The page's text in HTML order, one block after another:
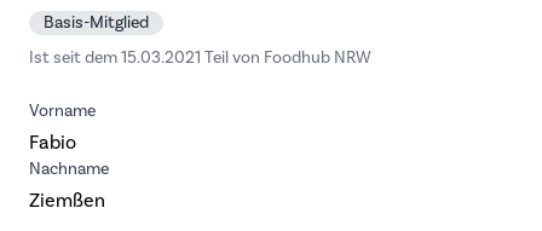
Basis-Mitglied
Ist seit dem 15.03.2021 Teil von Foodhub NRW
Vorname
Fabio
Nachname
Ziemßen